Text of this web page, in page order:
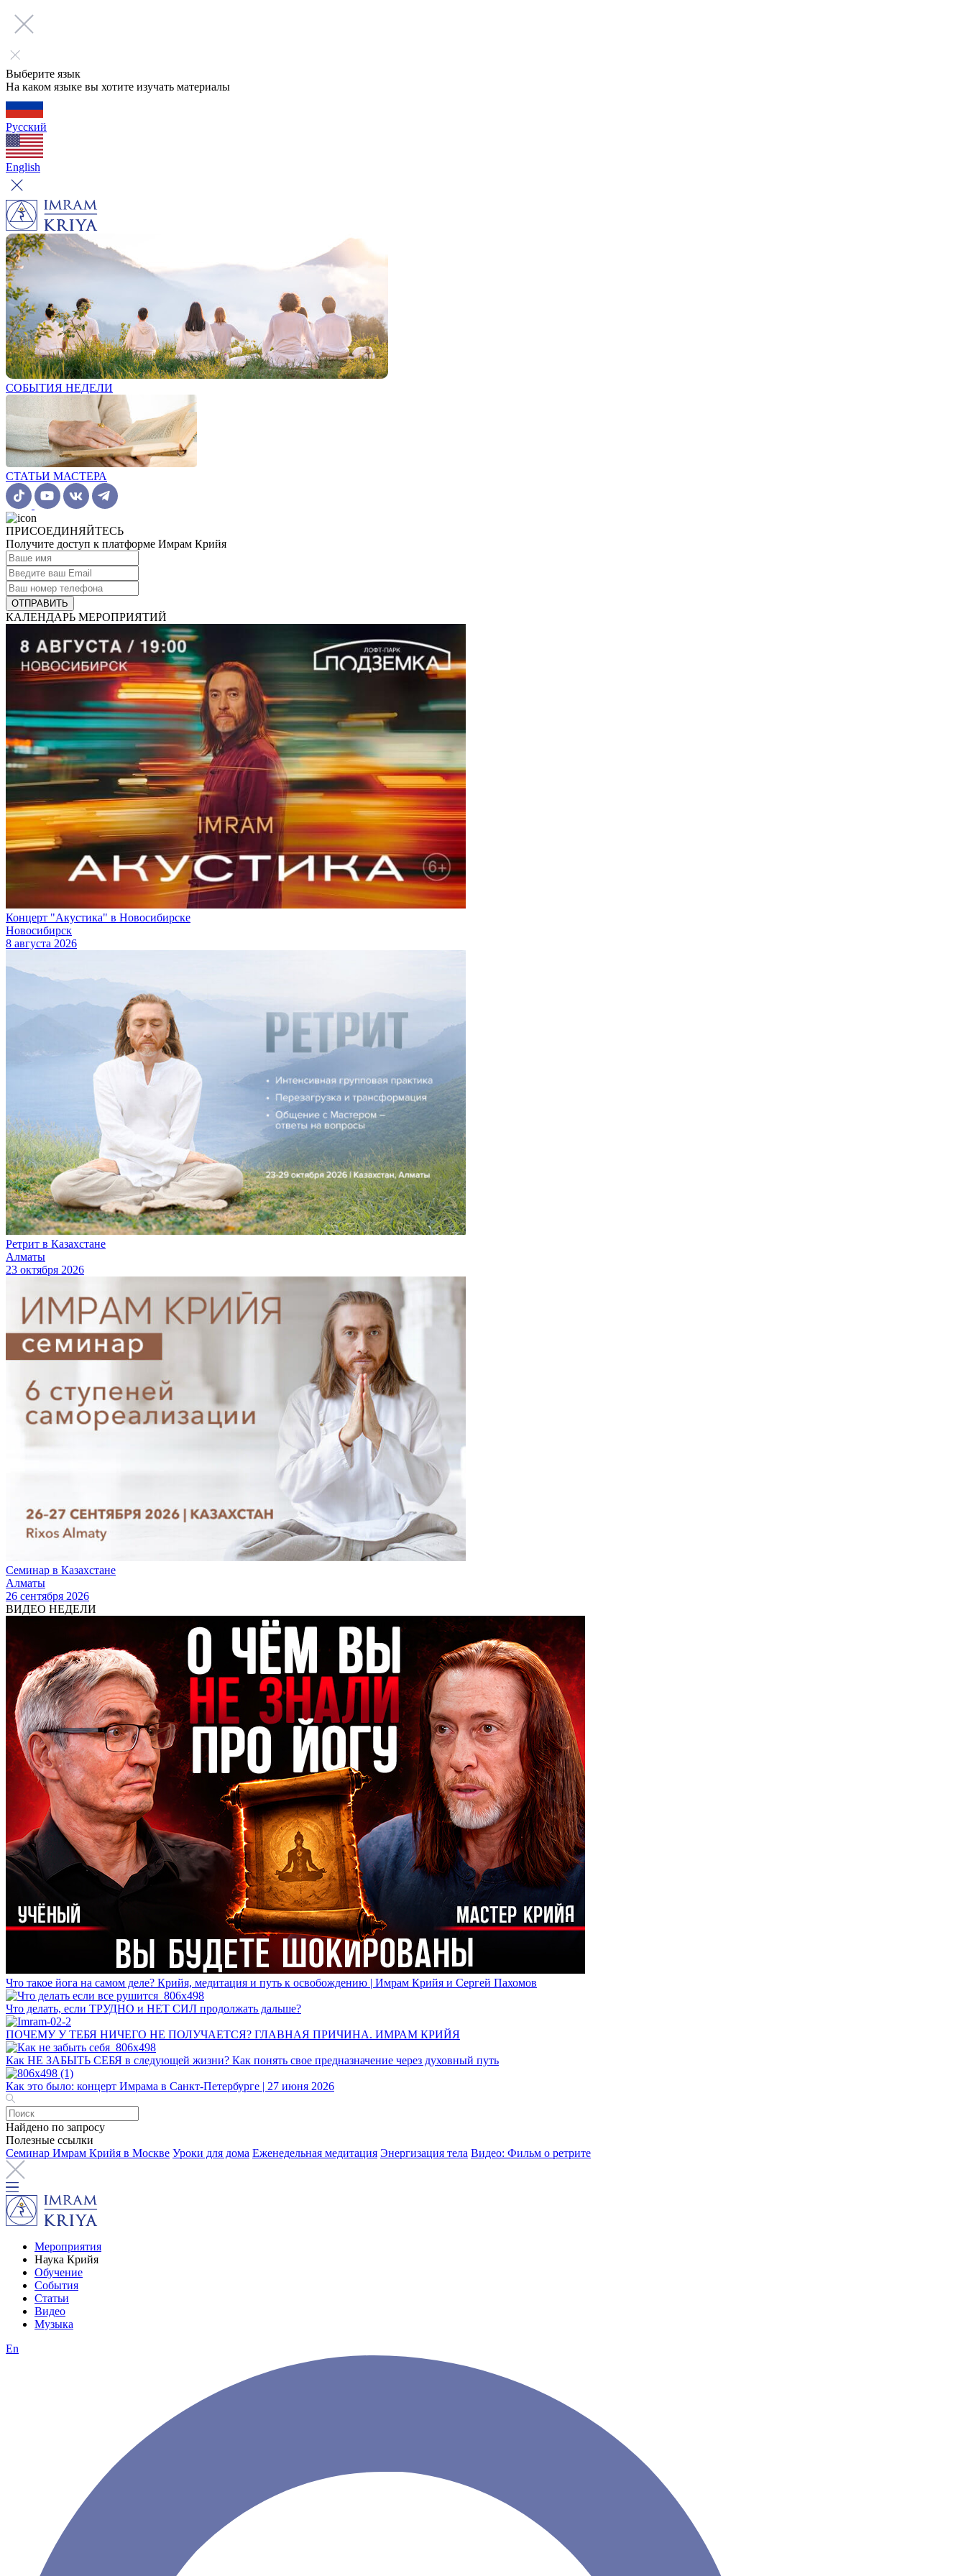
Выберите язык
На каком языке вы хотите изучать материалы
Русский
English
СОБЫТИЯ НЕДЕЛИ
СТАТЬИ МАСТЕРА
ПРИСОЕДИНЯЙТЕСЬ
Получите доступ к платформе Имрам Крийя
ОТПРАВИТЬ
КАЛЕНДАРЬ МЕРОПРИЯТИЙ
Концерт "Акустика" в Новосибирске
Новосибирск
8 августа 2026
Ретрит в Казахстане
Алматы
23 октября 2026
Семинар в Казахстане
Алматы
26 сентября 2026
ВИДЕО НЕДЕЛИ
Что такое йога на самом деле? Крийя, медитация и путь к освобождению | Имрам Крийя и Сергей Пахомов
Что делать, если ТРУДНО и НЕТ СИЛ продолжать дальше?
ПОЧЕМУ У ТЕБЯ НИЧЕГО НЕ ПОЛУЧАЕТСЯ? ГЛАВНАЯ ПРИЧИНА. ИМРАМ КРИЙЯ
Как НЕ ЗАБЫТЬ СЕБЯ в следующей жизни? Как понять свое предназначение через духовный путь
Как это было: концерт Имрама в Санкт-Петербурге | 27 июня 2026
Найдено по запросу
Полезные ссылки
Семинар Имрам Крийя в Москве Уроки для дома Еженедельная медитация Энергизация тела Видео: Фильм о ретрите
Мероприятия
Наука Крийя
Обучение
События
Статьи
Видео
Музыка
En